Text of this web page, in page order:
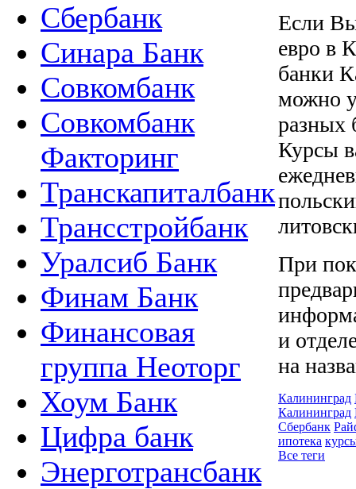
Сбербанк
Синара Банк
Совкомбанк
Совкомбанк
Факторинг
Транскапиталбанк
Трансстройбанк
Уралсиб Банк
Финам Банк
Финансовая
группа Неоторг
Хоум Банк
Цифра банк
Энерготрансбанк
Если
евро в
банки
можно
разных
Курсы
При
и
на
Калининград
Калининград
Сбербанк
ипотека
Все теги